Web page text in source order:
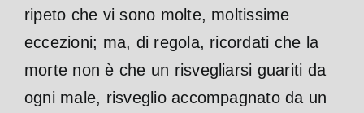
ripeto che vi sono molte, moltissime
eccezioni; ma, di regola, ricordati che la
morte non è che un risvegliarsi guariti da
ogni male, risveglio accompagnato da un